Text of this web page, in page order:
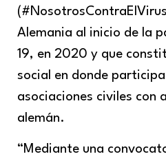
Alemania al inicio de la
19, en 2020 y que
social en donde
asociaciones civiles con
alemán.
“Mediante una